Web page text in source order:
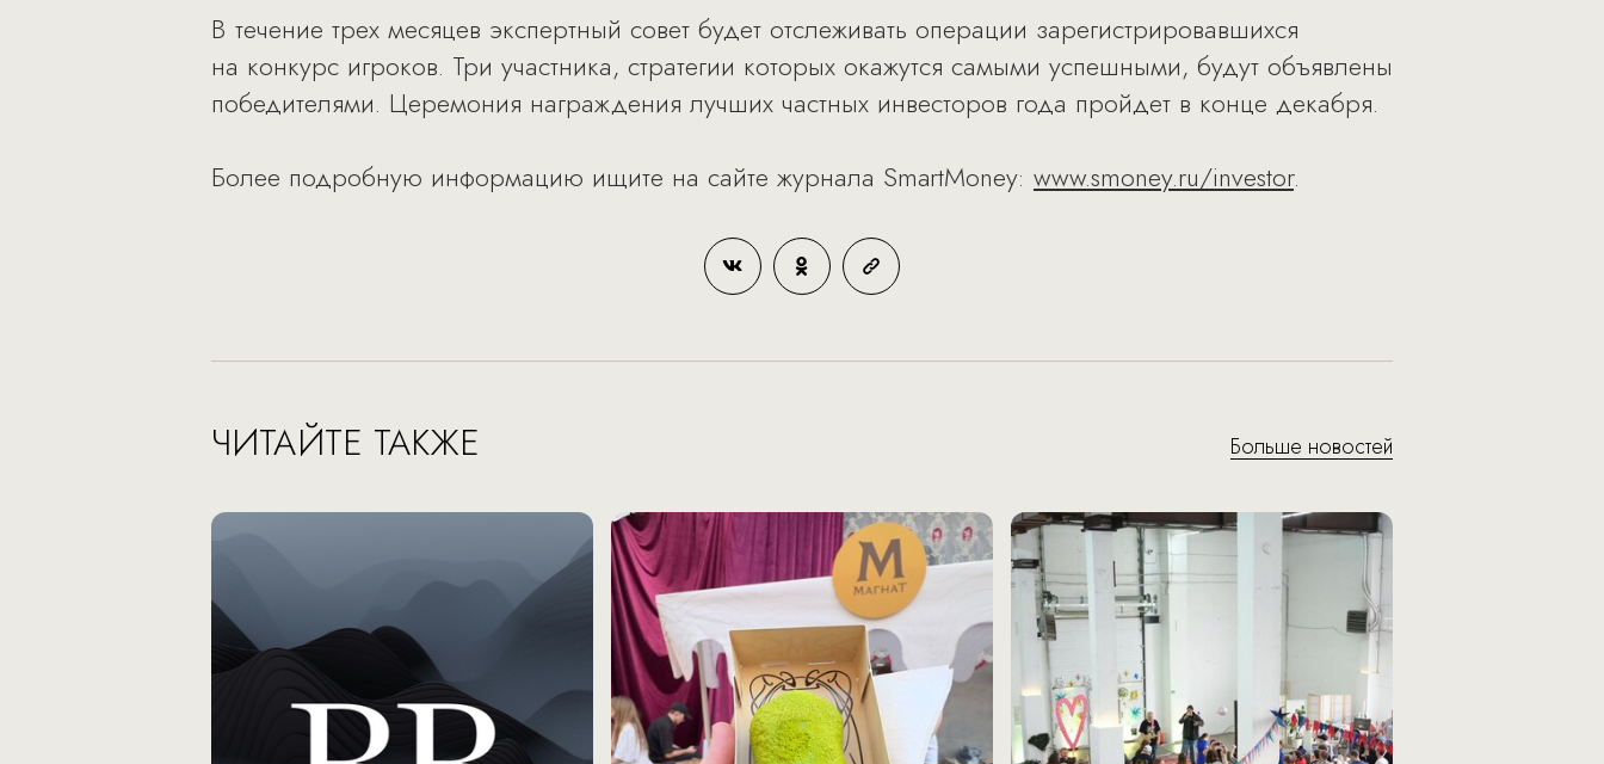
В течение трех месяцев экспертный совет будет отслеживать операции зарегистрировавшихся
на конкурс игроков. Три участника, стратегии которых окажутся самыми успешными, будут объявлены
победителями. Церемония награждения лучших частных инвесторов года пройдет в конце декабря.
Более подробную информацию ищите на сайте журнала SmartMoney: www.smoney.ru/investor.
ЧИТАЙТЕ ТАКЖЕ Больше новостей